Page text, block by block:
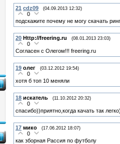
21 cdz09 (04.09.2013 12:32)
0
подскажите почему не могу скачать
20 Http://freering.ru (08.01.2013 23:03)
0
Согласен с Олегом!!! freering.ru
19 олег (03.12.2012 19:54)
0
хотя б топ 10 меняли
18 искатель (11.10.2012 20:32)
0
спасибо))приятно,когда качать так
17 мико (17.06.2012 18:07)
0
как зборная Рассия по футболу